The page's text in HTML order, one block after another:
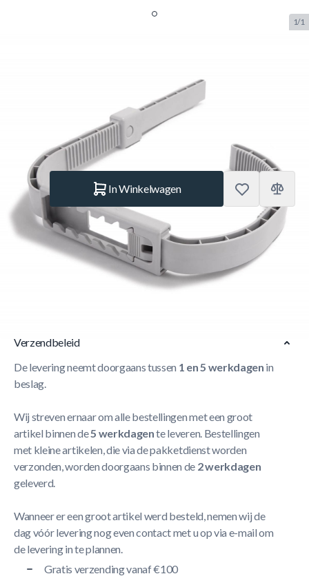
1/1
Merk: Intex
€ 13,95 Op voorraad
Aantal
In Winkelwagen
Korte Beschrijving
Intex 25017 skimmerhaak voor Easyset
Verzendbeleid
De levering neemt doorgaans tussen 1 en 5 werkdagen in
beslag.
Wij streven ernaar om alle bestellingen met een groot
artikel binnen de5 werkdagente leveren. Bestellingen
met kleine artikelen, die via de pakketdienst worden
verzonden, worden doorgaans binnen de 2 werkdagen
geleverd.
Wanneer er een groot artikel werd besteld, nemen wij de
dag vóór levering nog even contact met u op via e-mail om
de levering in te plannen.
Gratis verzending vanaf €100